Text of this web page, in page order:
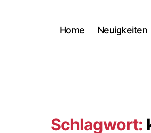
Home Neuigkeiten
Schlagwort: